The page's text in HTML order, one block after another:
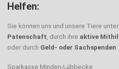
Helfen:
Sie können uns und unsere Tiere
Patenschaft, durch ihre aktive
oder durch Geld- oder Sachspenden.
Sparkasse Minden-Lübbecke